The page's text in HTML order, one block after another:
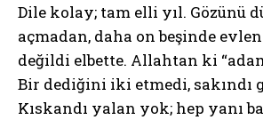
Dile kolay; tam elli yıl. Gözünü
açmadan, daha on beşinde
değildi elbette. Allahtan ki
Bir dediğini iki etmedi, sakındı
Kıskandı yalan yok; hep yanı